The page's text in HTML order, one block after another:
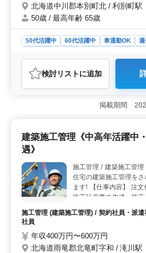
に合わせてお仕事をお願
〜皆様のご応募お待ちし
北海道中川郡本別町北 / 利別町駅
50歳 / 最高年齢 65歳
50代活躍中 60代活躍中 車通勤OK 週
会計事務所
おすすめポイント
＜経験者大歓迎・安定長期勤務＞ 北
北にある会計事務所での税理士補助業
高年層が活躍する環境で、経験豊富な
で幅広い業務に携われます。正社員か
遣まで、さまざまな雇用形態が用意さ
福利厚生と働きやすさ＞ 社会保険完
勤手当の支給など、働きやすい環境が
与も年2回支給され、安定した給与を得
境による受動喫煙対策も徹底していま
検討リスト に追加
掲載期間
建築施工管理《中高年活躍中
遇》
施工管理 / 建築施工管理
住宅の建築施工管理を
ます! 【仕事内容】 注文
施工計画書の作成・施工
チェックと調整・施工
安全対策指示・資材、
理技士(1級/2級) ・建築
造、RC造、得意分野を
施工管理 (建築施工管理) / 契約社員・派
社員
年収400万円〜600万円
北海道雨竜郡北竜町字和 / 滝川駅